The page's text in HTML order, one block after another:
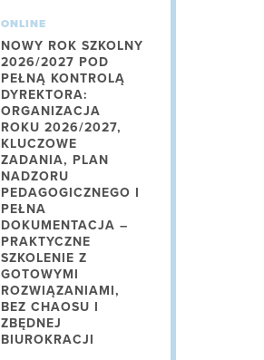
ONLINE
NOWY ROK SZKOLNY
2026/2027 POD
PEŁNĄ KONTROLĄ
DYREKTORA:
ORGANIZACJA
ROKU 2026/2027,
KLUCZOWE
ZADANIA, PLAN
NADZORU
PEDAGOGICZNEGO I
PEŁNA
DOKUMENTACJA –
PRAKTYCZNE
SZKOLENIE Z
GOTOWYMI
ROZWIĄZANIAMI,
BEZ CHAOSU I
ZBĘDNEJ
BIUROKRACJI